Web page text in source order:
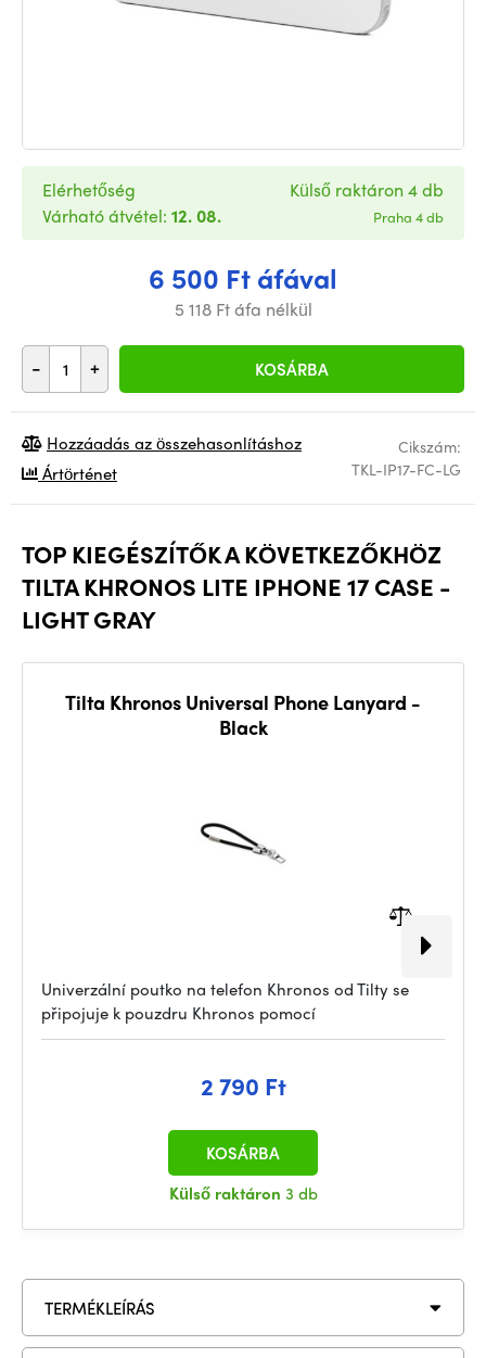
6 500 Ft áfával
5 118 Ft áfa nélkül
- + KOSÁRBA
Elérhetőség
Várható átvétel: 12. 08.
Külső raktáron 4 db
Praha 4 db
Cikszám:
TKL-IP17-FC-LG
Hozzáadás az összehasonlításhoz
Ártörténet
TOP KIEGÉSZÍTŐK A KÖVETKEZŐKHÖZ
TILTA KHRONOS LITE IPHONE 17 CASE -
LIGHT GRAY
Tilta Khronos Universal Phone Lanyard -
Black
Univerzální poutko na telefon Khronos od Tilty se
připojuje k pouzdru Khronos pomocí
2 790 Ft
Külső raktáron 3 db
KOSÁRBA
TERMÉKLEÍRÁS